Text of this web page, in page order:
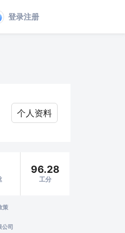
登录注册
个人资料
96.28
工分
策
司